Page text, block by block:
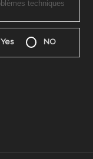
Yes NO